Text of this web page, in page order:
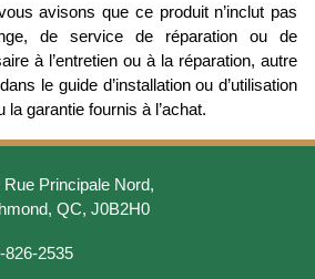
avisons que ce produit n’inclut pas
de service de réparation ou de
à l’entretien ou à la réparation, autre
le guide d’installation ou d’utilisation
garantie fournis à l’achat.
Rue Principale Nord,
QC, J0B2H0
826-2535